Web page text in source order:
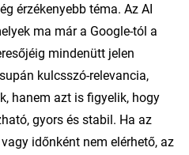
érzékenyebb téma. Az AI
ma már a Google-tól a
mindenütt jelen
kulcsszó-relevancia,
hanem azt is figyelik, hogy
gyors és stabil. Ha az
időnként nem elérhető, az